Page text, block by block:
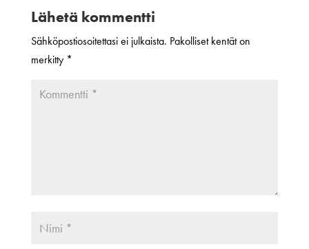
Lähetä kommentti
Sähköpostiosoitettasi ei julkaista. Pakolliset kentät on
merkitty *